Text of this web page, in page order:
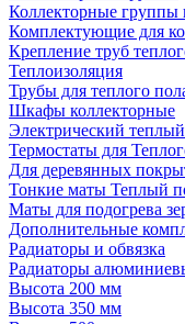
Коллекторные группы
Комплектующие для
Крепление труб
Теплоизоляция
Трубы для теплого
Шкафы коллекторные
Электрический
Термостаты для
Для деревянных
Тонкие маты Теплый
Маты для подогрева
Дополнительные
Радиаторы и обвязка
Радиаторы
Высота 200 мм
Высота 350 мм